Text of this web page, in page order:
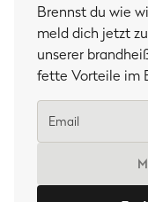
Brennst du wie
meld dich jetzt
unserer
fette Vorteile im